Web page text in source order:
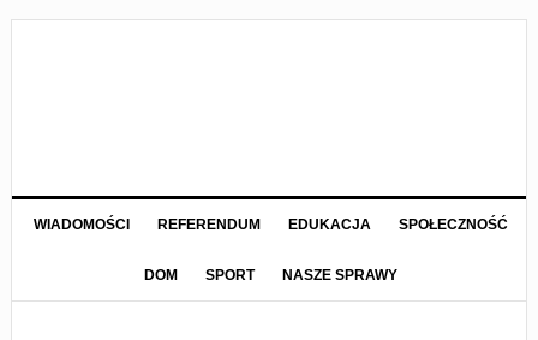
WIADOMOŚCI REFERENDUM EDUKACJA SPOŁECZNOŚĆ
DOM SPORT NASZE SPRAWY